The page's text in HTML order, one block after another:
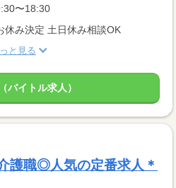
〜18:30
休み決定 土日休み相談OK
と見る
バイトル求人）
護職◎人気の定番求人＊